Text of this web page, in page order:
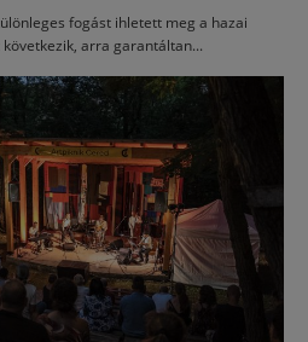
fogást ihletett meg a hazai
arra garantáltan...